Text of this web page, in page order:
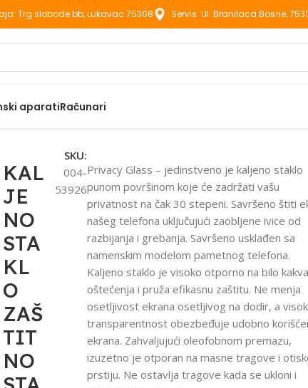
Trg slobode bb, Lukavac 75308 Servis: Ul. Branilaca Bosne,
aparatiRačunari
KAL
JE
NO
STA
KL
O
ZAŠ
TIT
NO
SKU:
004-
53926
Privacy Glass – jedinstveno je kaljeno staklo
punom površinom koje će zadržati vašu
privatnost na čak 30 stepeni. Savršeno štiti
našeg telefona uključujući zaobljene ivice od
razbijanja i grebanja. Savršeno usklađen sa
namenskim modelom pametnog telefona.
Kaljeno staklo je visoko otporno na bilo kakva
oštećenja i pruža efikasnu zaštitu. Ne menja
osetljivost ekrana osetljivog na dodir, a
transparentnost obezbeđuje udobno
ekrana. Zahvaljujući oleofobnom premazu,
izuzetno je otporan na masne tragove i
prstiju. Ne ostavlja tragove kada se ukloni i